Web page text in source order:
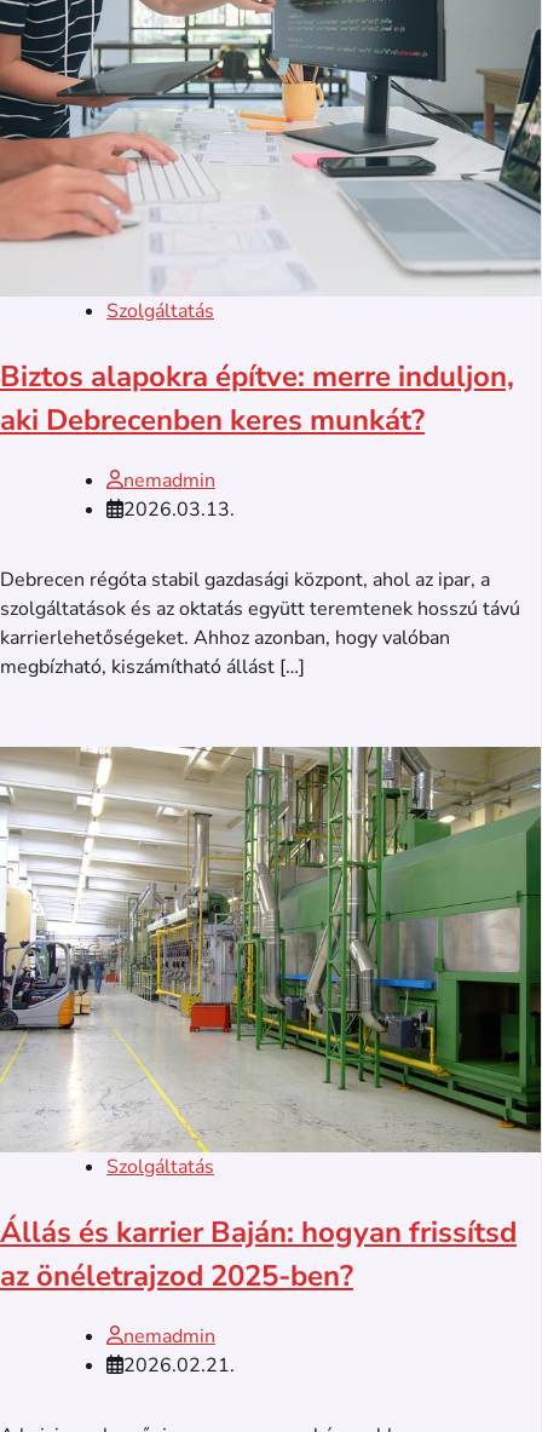
Szolgáltatás
Biztos alapokra építve: merre induljon,
aki Debrecenben keres munkát?
nemadmin
2026.03.13.
Debrecen régóta stabil gazdasági központ, ahol az ipar, a
szolgáltatások és az oktatás együtt teremtenek hosszú távú
karrierlehetőségeket. Ahhoz azonban, hogy valóban
megbízható, kiszámítható állást […]
Szolgáltatás
Állás és karrier Baján: hogyan frissítsd
az önéletrajzod 2025-ben?
nemadmin
2026.02.21.